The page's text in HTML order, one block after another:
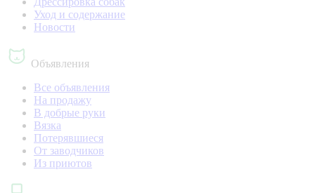
Уход и содержание
Новости
Объявления
Все объявления
На продажу
В добрые руки
Вязка
Потерявшиеся
От заводчиков
Из приютов